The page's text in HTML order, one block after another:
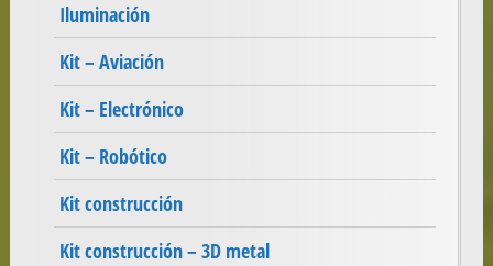
Iluminación
Kit – Aviación
Kit – Electrónico
Kit – Robótico
Kit construcción
Kit construcción – 3D metal